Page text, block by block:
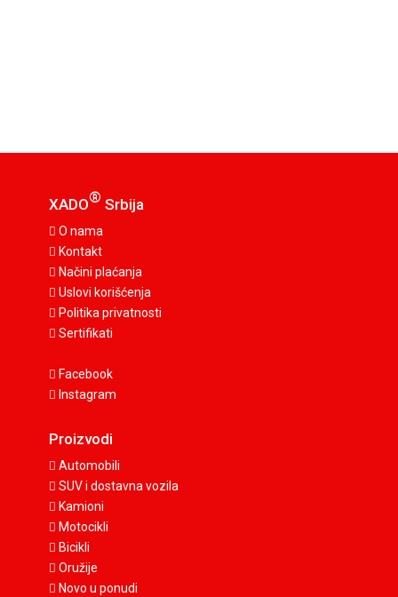
XADO® Srbija
O nama
Kontakt
Načini plaćanja
Uslovi korišćenja
Politika privatnosti
Sertifikati
Facebook
Instagram
Proizvodi
Automobili
SUV i dostavna vozila
Kamioni
Motocikli
Bicikli
Oružije
Novo u ponudi